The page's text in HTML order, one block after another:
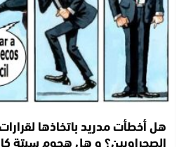
هل أخطأت مدريد باتخاذها
الصحراويين؟ و هل هجوم سبتة